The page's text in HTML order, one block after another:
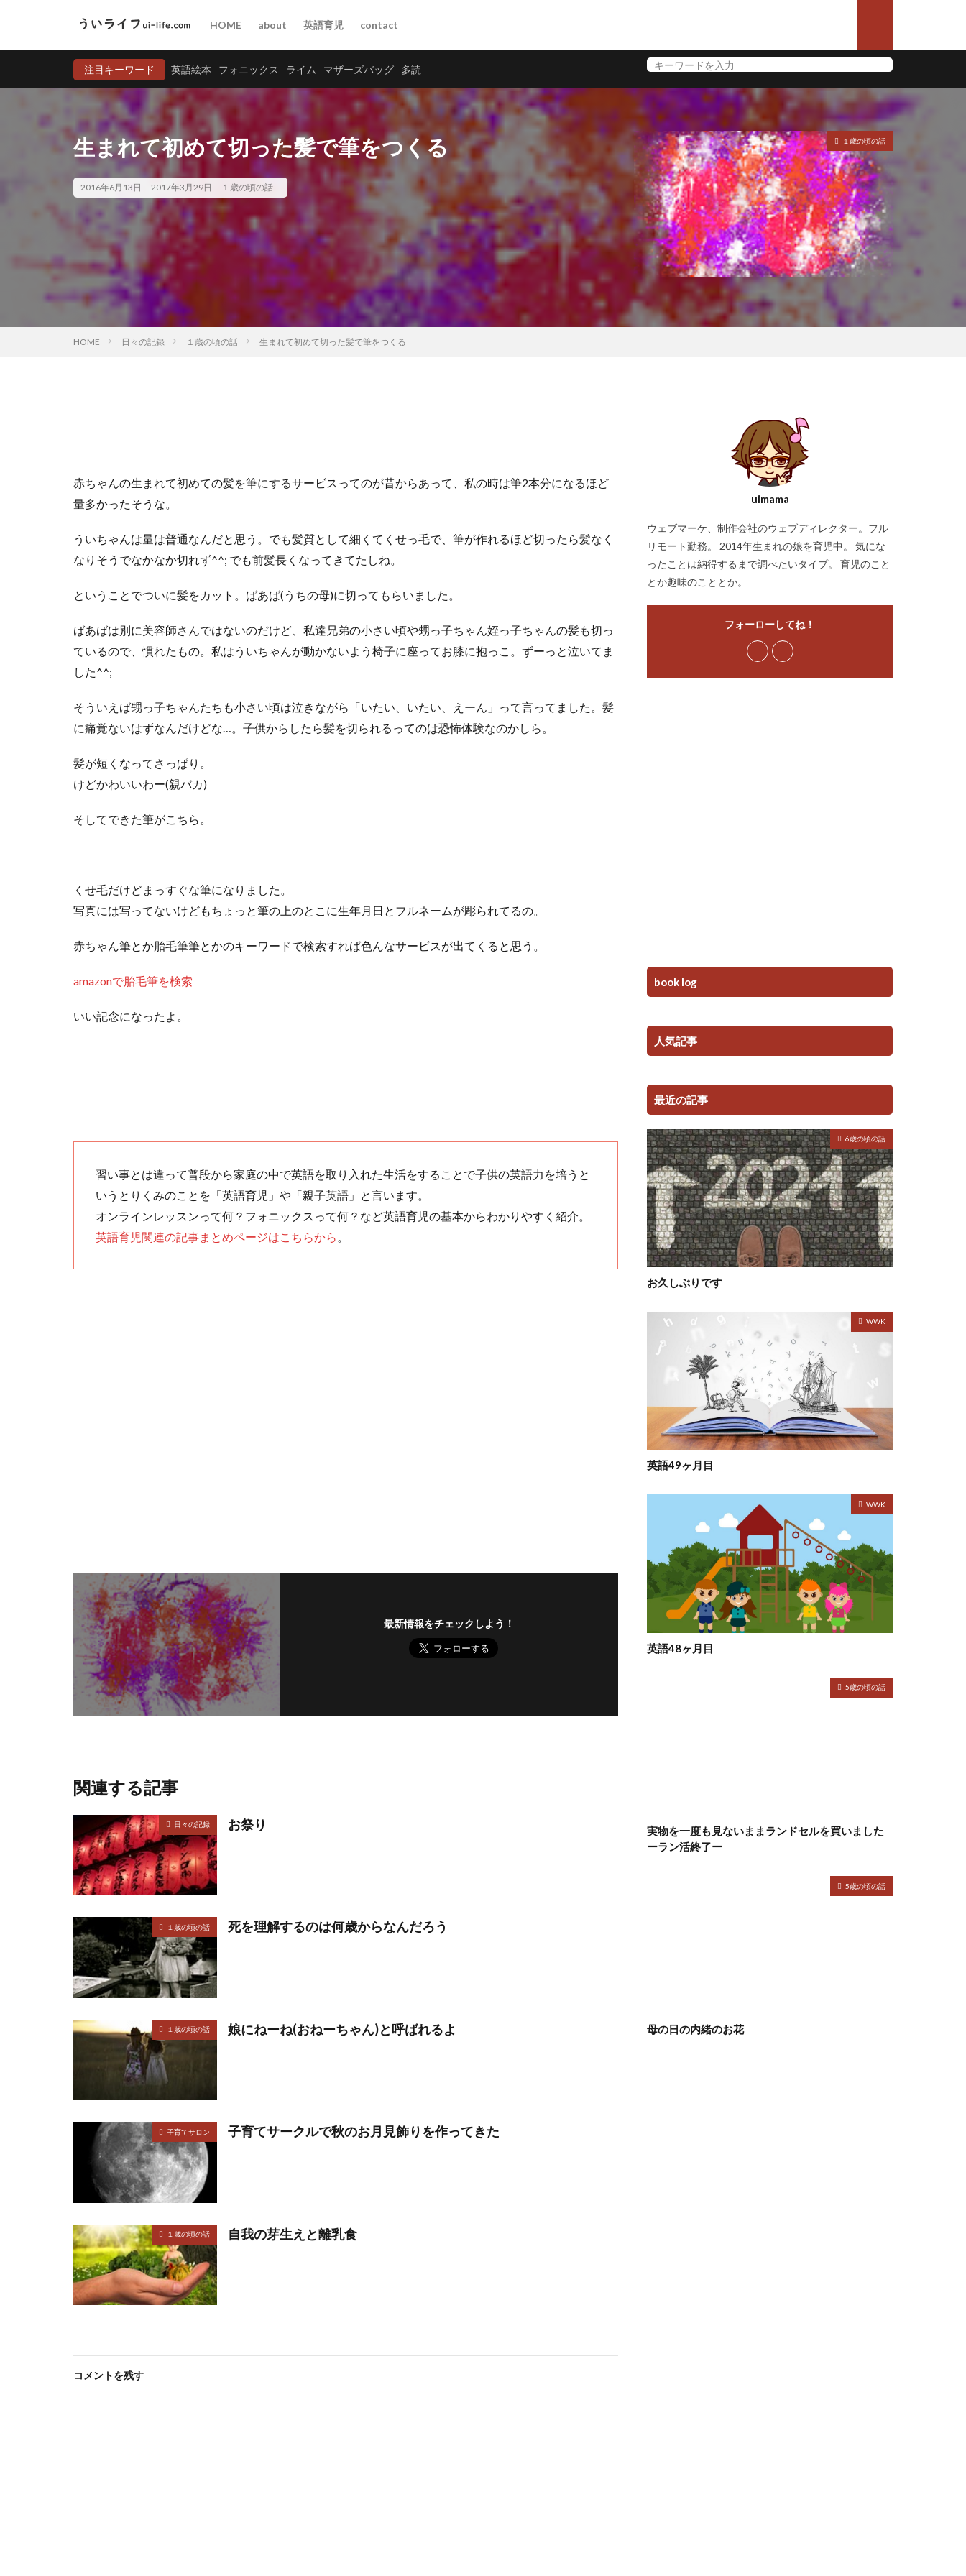
HOME about 英語育児 contact
注目キーワード 英語絵本 フォニックス ライム マザーズバッグ 多読
生まれて初めて切った髪で筆をつくる
2016年6月13日 2017年3月29日 １歳の頃の話
１歳の頃の話
HOME 日々の記録 １歳の頃の話 生まれて初めて切った髪で筆をつくる
赤ちゃんの生まれて初めての髪を筆にするサービスってのが昔からあって、私の時は筆2本分になるほど
量多かったそうな。
ういちゃんは量は普通なんだと思う。でも髪質として細くてくせっ毛で、筆が作れるほど切ったら髪なく
なりそうでなかなか切れず^^; でも前髪長くなってきてたしね。
ということでついに髪をカット。ばあば(うちの母)に切ってもらいました。
ばあばは別に美容師さんではないのだけど、私達兄弟の小さい頃や甥っ子ちゃん姪っ子ちゃんの髪も切っ
ているので、慣れたもの。私はういちゃんが動かないよう椅子に座ってお膝に抱っこ。ずーっと泣いてま
した^^;
そういえば甥っ子ちゃんたちも小さい頃は泣きながら「いたい、いたい、えーん」って言ってました。髪
に痛覚ないはずなんだけどな…。子供からしたら髪を切られるってのは恐怖体験なのかしら。
髪が短くなってさっぱり。
けどかわいいわー(親バカ)
そしてできた筆がこちら。
くせ毛だけどまっすぐな筆になりました。
写真には写ってないけどもちょっと筆の上のとこに生年月日とフルネームが彫られてるの。
赤ちゃん筆とか胎毛筆筆とかのキーワードで検索すれば色んなサービスが出てくると思う。
amazonで胎毛筆を検索
いい記念になったよ。
習い事とは違って普段から家庭の中で英語を取り入れた生活をすることで子供の英語力を培うと
いうとりくみのことを「英語育児」や「親子英語」と言います。
オンラインレッスンって何？フォニックスって何？など英語育児の基本からわかりやすく紹介。
英語育児関連の記事まとめページはこちらから
最新情報をチェックしよう！
関連する記事
日々の記録 お祭り
１歳の頃の話 死を理解するのは何歳からなんだろう
１歳の頃の話 娘にねーね(おねーちゃん)と呼ばれるよ
子育てサロン 子育てサークルで秋のお月見飾りを作ってきた
１歳の頃の話 自我の芽生えと離乳食
コメントを残す
uimama
ウェブマーケ、制作会社のウェブディレクター。フル
リモート勤務。 2014年生まれの娘を育児中。 気にな
ったことは納得するまで調べたいタイプ。 育児のこと
とか趣味のこととか。
フォーローしてね！
book log
人気記事
最近の記事
6歳の頃の話
お久しぶりです
WWK
英語49ヶ月目
WWK
英語48ヶ月目
5歳の頃の話
実物を一度も見ないままランドセルを買いました
ーラン活終了ー
5歳の頃の話
母の日の内緒のお花